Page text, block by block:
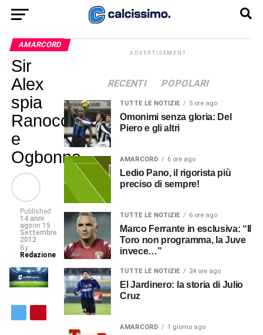
AMARCORD
Sir
Alex
spia
Ranocchia
e
Ogbonna
Published
14 anni
agoon 15
Settembre
2012
By
Redazione
ADVERTISEMENT
RECENTI POPOLARI
TUTTE LE NOTIZIE 5 ore ago
Omonimi senza gloria: Del
Piero e gli altri
AMARCORD 6 ore ago
Ledio Pano, il rigorista più
preciso di sempre!
TUTTE LE NOTIZIE 6 ore ago
Marco Ferrante in esclusiva: “Il
Toro non programma, la Juve
invece…”
TUTTE LE NOTIZIE 24 ore ago
El Jardinero: la storia di Julio
Cruz
AMARCORD 1 giorno ago